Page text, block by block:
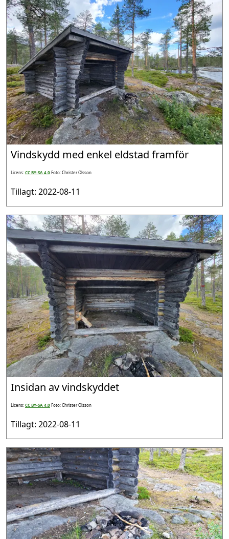
Vindskydd med enkel eldstad framför
Licens:CC BY-SA 4.0Foto: Christer Olsson
Tillagt: 2022-08-11
Insidan av vindskyddet
Licens:CC BY-SA 4.0Foto: Christer Olsson
Tillagt: 2022-08-11